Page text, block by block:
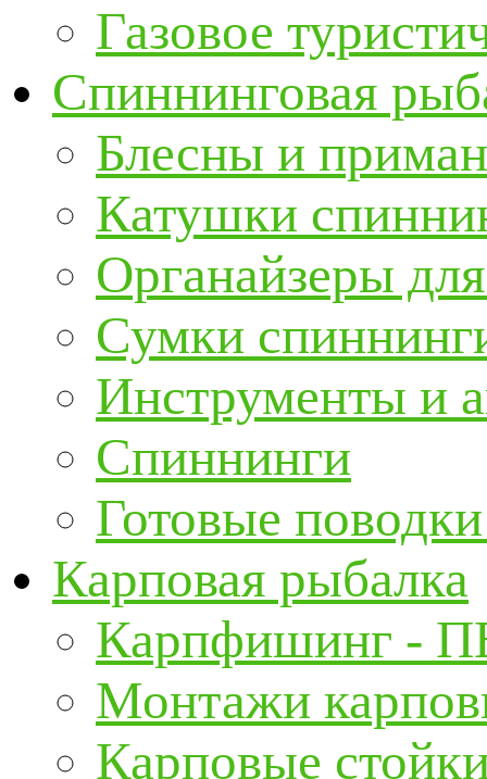
Газовое
Спиннинговая
Блесны и
Катушки
Органайзеры
Сумки
Инструменты и
Спиннинги
Готовые
Карповая рыбалка
Карпфишинг -
Монтажи
Карповые